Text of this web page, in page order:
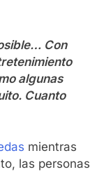
Con
algunas
Cuanto
mientras
las personas